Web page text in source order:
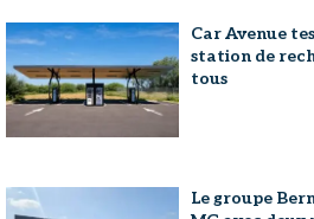
Car Avenue
station de
tous
Le groupe